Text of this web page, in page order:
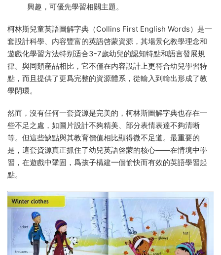
興趣，可優先學習相關主題。
柯林斯兒童英語圖解字典（Collins First English Words）是一
套設計科學、内容豐富的英語啓蒙資源，其場景化教學理念和
遊戲化學習方法特别适合3-7歲幼兒的認知特點和語言發展規
律。與同類産品相比，它不僅在内容設計上更符合幼兒學習特
點，而且提供了更爲完整的資源體系，從輸入到輸出形成了教
學閉環。
然而，沒有任何一套資源是完美的，柯林斯圖解字典也存在一
些不足之處，如圖片設計不夠精美、部分表情表達不夠清晰
等。但這些缺點與其教育價值相比顯得微不足道。最重要的
是，這套資源真正抓住了幼兒英語啓蒙的核心——在情境中學
習，在遊戲中鞏固，爲孩子構建一個愉快而有效的英語學習起
點。